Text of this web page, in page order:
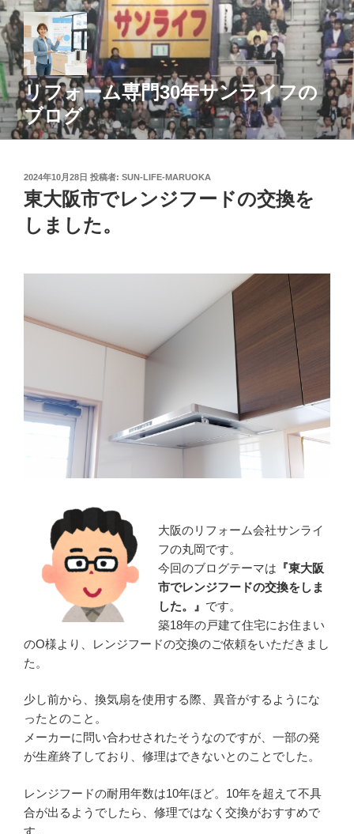
コ
ン
テ
ン
ツ
へ
ス
キ
リフォーム専門30年サンライフの
ブログ
投
稿
日:
2024年10月28日 投稿者: SUN-LIFE-MARUOKA
東大阪市でレンジフードの交換を
しました。
大阪のリフォーム会社サンライ
フの丸岡です。
今回のブログテーマは 『東大阪
市でレンジフードの交換をしま
した。』 です。
築18年の戸建て住宅にお住まい
のO様より、レンジフードの交換のご依頼をいただきまし
た。
少し前から、換気扇を使用する際、異音がするようにな
ったとのこと。
メーカーに問い合わせされたそうなのですが、一部の発
が生産終了しており、修理はできないとのことでした。
レンジフードの耐用年数は10年ほど。10年を超えて不具
合が出るようでしたら、修理ではなく交換がおすすめで
す。